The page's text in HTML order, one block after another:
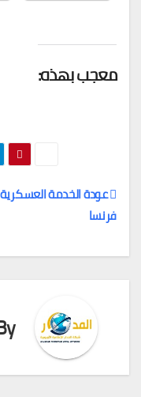
معجب بهذه:
تصفّح
المقالات
عودة الخدمة
فرنسا